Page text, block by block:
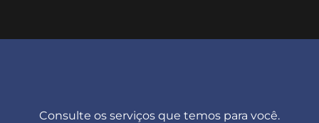
Consulte os serviços que temos para você.